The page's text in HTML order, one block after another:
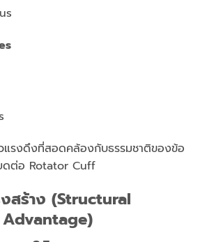
รงดึงที่สอดคล้องกับธรรมชาติของข้อ
ดต่อ Rotator Cuff
สร้าง (Structural